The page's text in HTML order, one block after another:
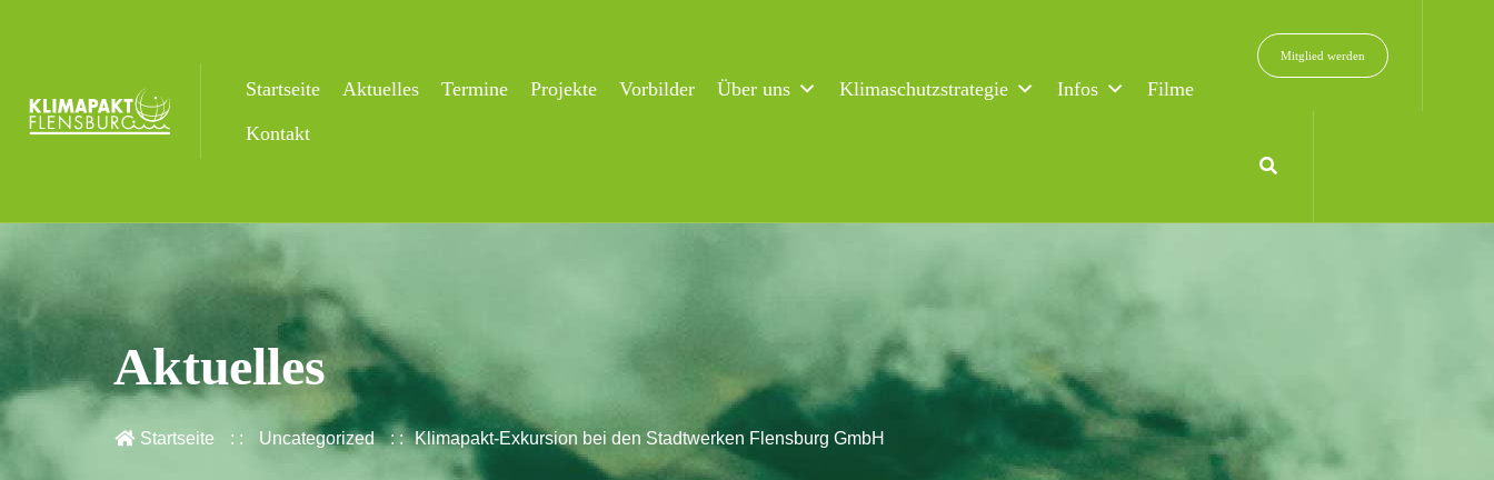
Startseite Aktuelles Termine Projekte Vorbilder Über uns Klimaschutzstrategie Infos
Filme
Kontakt
Mitglied werden
Aktuelles
Startseite Uncategorized Klimapakt-Exkursion bei den Stadtwerken Flensburg GmbH